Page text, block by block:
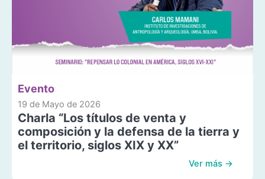
Evento
19 de Mayo de 2026
Charla “Los títulos de venta y
composición y la defensa de la tierra y
el territorio, siglos XIX y XX”
Ver más →